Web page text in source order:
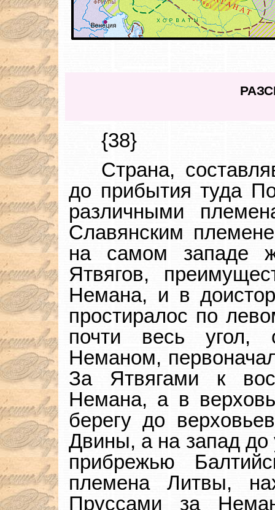
{38}
Страна,
до прибытия туда
различными
Славянским
на самом западе
Ятвягов,
Немана, и в
простиралос по
почти весь угол,
Неманом,
За Ятвягами к
Немана, а в
берегу до
Двины, а на запад
прибрежью
племена Литвы,
Пруссами за